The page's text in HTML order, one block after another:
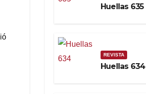
Real
Huellas 635
REVISTA
Huellas 634